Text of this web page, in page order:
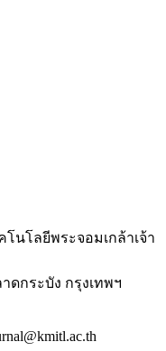
นโลยีพระจอมเกล้าเจ้า
ดกระบัง กรุงเทพฯ